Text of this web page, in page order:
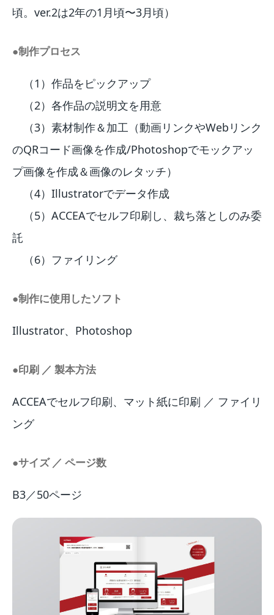
頃。ver.2は2年の1月頃〜3月頃）
●制作プロセス
（1）作品をピックアップ
（2）各作品の説明文を用意
（3）素材制作＆加工（動画リンクやWebリンク
のQRコード画像を作成/Photoshopでモックアッ
プ画像を作成＆画像のレタッチ）
（4）Illustratorでデータ作成
（5）ACCEAでセルフ印刷し、裁ち落としのみ委
託
（6）ファイリング
●制作に使用したソフト
Illustrator、Photoshop
●印刷 ／ 製本方法
ACCEAでセルフ印刷、マット紙に印刷 ／ ファイリ
ング
●サイズ ／ ページ数
B3／50ページ